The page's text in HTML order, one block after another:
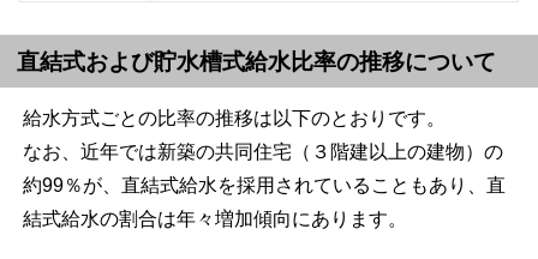
直結式および貯水槽式給水比率の推移について
給水方式ごとの比率の推移は以下のとおりです。
なお、近年では新築の共同住宅（３階建以上の建物）の
約99％が、直結式給水を採用されていることもあり、直
結式給水の割合は年々増加傾向にあります。